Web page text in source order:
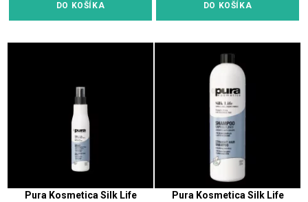
DO KOŠÍKA DO KOŠÍKA
Pura Kosmetica Silk Life
Pura Kosmetica Silk Life